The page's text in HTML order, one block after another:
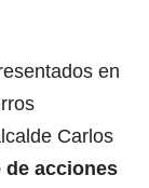
en
Carlos
de acciones